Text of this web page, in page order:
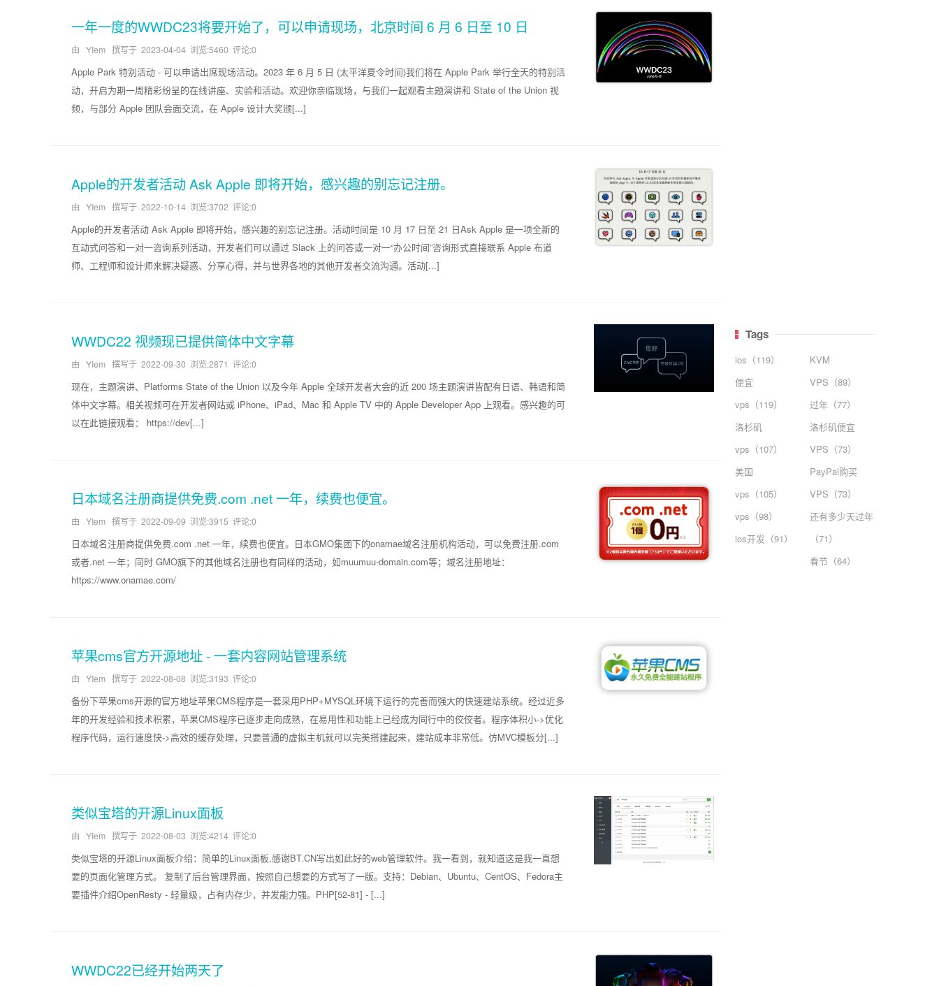
一年一度的WWDC23将要开始了，可以申请现场，北京时间 6 月 6 日至 10 日
由 YIem 撰写于 2023-04-04 浏览:5460 评论:0
Apple Park 特别活动 - 可以申请出席现场活动。2023 年 6 月 5 日 (太平洋夏令时间)我们将在 Apple Park 举行全天的特别活
动，开启为期一周精彩纷呈的在线讲座、实验和活动。欢迎你亲临现场，与我们一起观看主题演讲和 State of the Union 视
频，与部分 Apple 团队会面交流，在 Apple 设计大奖颁[...]
Apple的开发者活动 Ask Apple 即将开始，感兴趣的别忘记注册。
由 YIem 撰写于 2022-10-14 浏览:3702 评论:0
Apple的开发者活动 Ask Apple 即将开始，感兴趣的别忘记注册。活动时间是 10 月 17 日至 21 日Ask Apple 是一项全新的
互动式问答和一对一咨询系列活动，开发者们可以通过 Slack 上的问答或一对一“办公时间”咨询形式直接联系 Apple 布道
师、工程师和设计师来解决疑惑、分享心得，并与世界各地的其他开发者交流沟通。活动[...]
WWDC22 视频现已提供简体中文字幕
由 YIem 撰写于 2022-09-30 浏览:2871 评论:0
现在，主题演讲、Platforms State of the Union 以及今年 Apple 全球开发者大会的近 200 场主题演讲皆配有日语、韩语和简
体中文字幕。相关视频可在开发者网站或 iPhone、iPad、Mac 和 Apple TV 中的 Apple Developer App 上观看。感兴趣的可
以在此链接观看： https://dev[...]
日本域名注册商提供免费.com .net 一年，续费也便宜。
由 YIem 撰写于 2022-09-09 浏览:3915 评论:0
日本域名注册商提供免费.com .net 一年，续费也便宜。日本GMO集团下的onamae域名注册机构活动，可以免费注册.com
或者.net 一年；同时 GMO旗下的其他域名注册也有同样的活动，如muumuu-domain.com等；域名注册地址：
https://www.onamae.com/
苹果cms官方开源地址 - 一套内容网站管理系统
由 YIem 撰写于 2022-08-08 浏览:3193 评论:0
备份下苹果cms开源的官方地址苹果CMS程序是一套采用PHP+MYSQL环境下运行的完善而强大的快速建站系统。经过近多
年的开发经验和技术积累，苹果CMS程序已逐步走向成熟，在易用性和功能上已经成为同行中的佼佼者。程序体积小->优化
程序代码，运行速度快->高效的缓存处理，只要普通的虚拟主机就可以完美搭建起来，建站成本非常低。仿MVC模板分[...]
类似宝塔的开源Linux面板
由 YIem 撰写于 2022-08-03 浏览:4214 评论:0
类似宝塔的开源Linux面板介绍：简单的Linux面板,感谢BT.CN写出如此好的web管理软件。我一看到，就知道这是我一直想
要的页面化管理方式。 复制了后台管理界面，按照自己想要的方式写了一版。支持：Debian、Ubuntu、CentOS、Fedora主
要插件介绍OpenResty - 轻量级，占有内存少，并发能力强。PHP[52-81] - [...]
WWDC22已经开始两天了
Tags
ios（119）
便宜
vps（119）
洛杉矶
vps（107）
美国
vps（105）
vps（98）
ios开发（91）
KVM
VPS（89）
过年（77）
洛杉矶便宜
VPS（73）
PayPal购买
VPS（73）
还有多少天过年
（71）
春节（64）